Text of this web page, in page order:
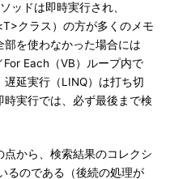
ッドは即時実行され、
クラス）の方が多くのメモ
部を使わなかった場合には
Each（VB）ループ内で
延実行（LINQ）は打ち切
時実行では、必ず最後まで検
から、検索結果のコレクシ
るのである（後続の処理が